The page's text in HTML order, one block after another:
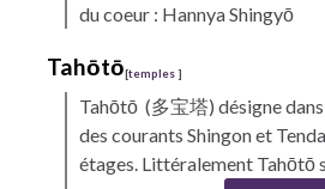
du coeur : Hannya Shingyō
Tahōtō[temples]
Tahōtō (多宝塔) désigne
des courants Shingonet
étages. Littéralement Tahōtō